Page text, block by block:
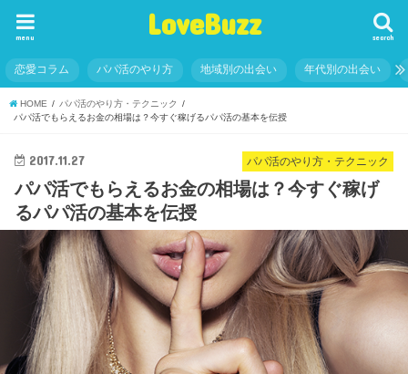
LoveBuzz search
menu
恋愛コラム パパ活のやり方 地域別の出会い 年代別の出会い
HOME
パパ活のやり方・テクニック
パパ活でもらえるお金の相場は？今すぐ稼げるパパ活の基本を伝授
パパ活のやり方・テクニック
2017.11.27
パパ活でもらえるお金の相場は？今すぐ稼げ
るパパ活の基本を伝授